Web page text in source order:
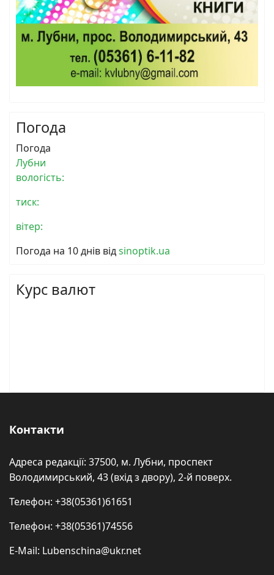
Погода
Погода
Лубни
вологість:
тиск:
вітер:
Погода на 10 днів відsinoptik.ua
Курс валют
Контакти
Адреса редакції: 37500, м. Лубни, проспект
Володимирський, 43 (вхід з двору), 2-й поверх.
Телефон: +38(05361)61651
Телефон: +38(05361)74556
E-Mail: Lubenschina@ukr.net